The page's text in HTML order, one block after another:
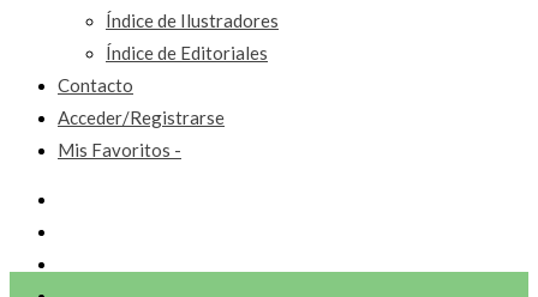
Índice de Ilustradores
Índice de Editoriales
Contacto
Acceder/Registrarse
Mis Favoritos -